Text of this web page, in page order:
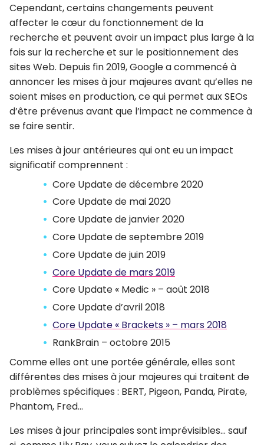
Cependant, certains changements peuvent
affecter le cœur du fonctionnement de la
recherche et peuvent avoir un impact plus large à la
fois sur la recherche et sur le positionnement des
sites Web. Depuis fin 2019, Google a commencé à
annoncer les mises à jour majeures avant qu’elles ne
soient mises en production, ce qui permet aux SEOs
d’être prévenus avant que l’impact ne commence à
se faire sentir.
Les mises à jour antérieures qui ont eu un impact
significatif comprennent :
Core Update de décembre 2020
Core Update de mai 2020
Core Update de janvier 2020
Core Update de septembre 2019
Core Update de juin 2019
Core Update de mars 2019
Core Update « Medic » – août 2018
Core Update d’avril 2018
Core Update « Brackets » – mars 2018
RankBrain – octobre 2015
Comme elles ont une portée générale, elles sont
différentes des mises à jour majeures qui traitent de
problèmes spécifiques : BERT, Pigeon, Panda, Pirate,
Phantom, Fred…
Les mises à jour principales sont imprévisibles… sauf